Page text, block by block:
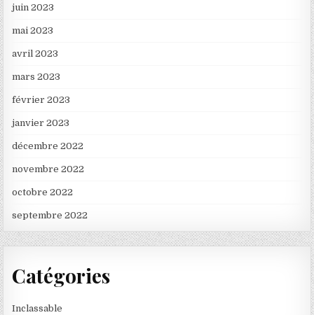
juin 2023
mai 2023
avril 2023
mars 2023
février 2023
janvier 2023
décembre 2022
novembre 2022
octobre 2022
septembre 2022
Catégories
Inclassable